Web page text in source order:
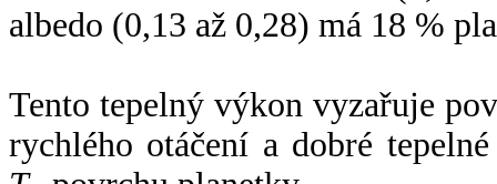
albedo (0,13 až 0,28) má 18 %
Tento tepelný výkon vyzařuje
rychlého otáčení a dobré